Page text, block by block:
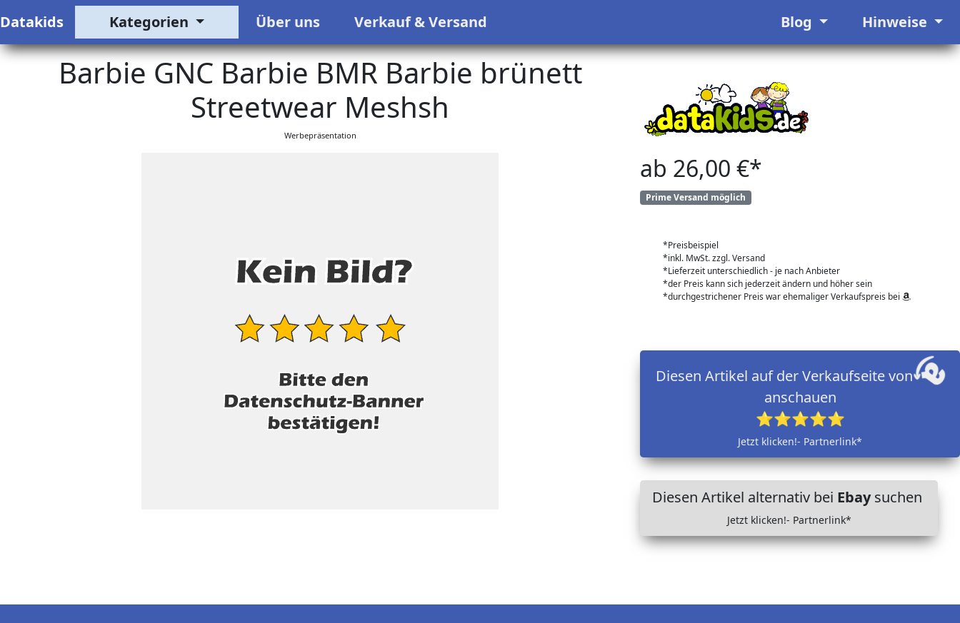
Datakids Kategorien Über uns Verkauf & Versand Blog Hinweise
Barbie GNC Barbie BMR Barbie brünett
Streetwear Meshsh
Werbepräsentation
ab 26,00 €*
Prime Versand möglich
*Preisbeispiel
*inkl. MwSt. zzgl. Versand
*Lieferzeit unterschiedlich - je nach Anbieter
*der Preis kann sich jederzeit ändern und höher sein
*durchgestrichener Preis war ehemaliger Verkaufspreis bei
Diesen Artikel auf der Verkaufseite von
anschauen
⭐⭐⭐⭐⭐
Jetzt klicken!- Partnerlink*
Diesen Artikel alternativ bei Ebaysuchen
Jetzt klicken!- Partnerlink*